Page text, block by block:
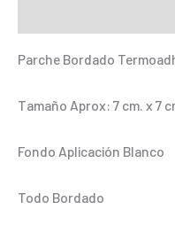
Parche Bordado
Tamaño Aprox: 7 cm. x 7
Fondo Aplicación Blanco
Todo Bordado